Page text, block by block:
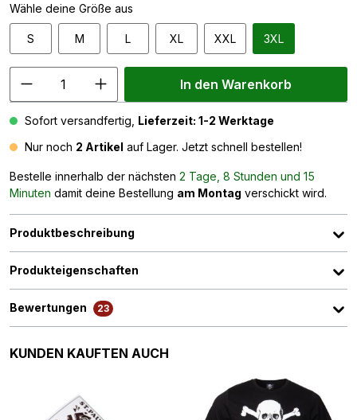
Wähle deine Größe aus
S M L XL XXL 3XL
In den Warenkorb
Sofort versandfertig, Lieferzeit: 1-2 Werktage
Nur noch 2 Artikel auf Lager. Jetzt schnell bestellen!
Bestelle innerhalb der nächsten 2 Tage, 8 Stunden und 15
Minuten damit deine Bestellung am Montag verschickt wird.
Produktbeschreibung
Produkteigenschaften
Bewertungen 23
Produktgalerie überspringen
KUNDEN KAUFTEN AUCH